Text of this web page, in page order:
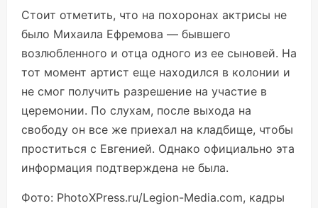
Стоит отметить, что на похоронах актрисы не
было Михаила Ефремова — бывшего
возлюбленного и отца одного из ее сыновей. На
тот момент артист еще находился в колонии и
не смог получить разрешение на участие в
церемонии. По слухам, после выхода на
свободу он все же приехал на кладбище, чтобы
проститься с Евгенией. Однако официально эта
информация подтверждена не была.
Фото: PhotoXPress.ru/Legion-Media.com, кадры